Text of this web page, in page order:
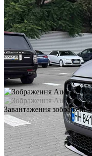
Завантаження зображення